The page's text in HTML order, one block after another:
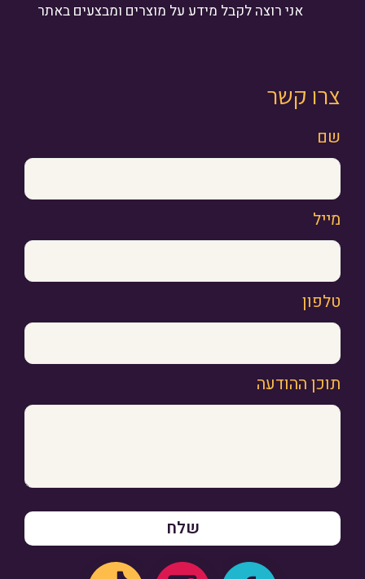
אני רוצה לקבל מידע על מוצרים ומבצעים באתר
צרו קשר
שם
מייל
טלפון
תוכן ההודעה